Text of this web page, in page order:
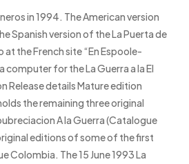
in 1994. The American version
Spanish version of the La Puerta de
at the French site “En Espoole-
computer for the La Guerra a la El
Release details Mature edition
the remaining three original
A la Guerra (Catalogue
editions of some of the first
Colombia. The 15 June 1993 La